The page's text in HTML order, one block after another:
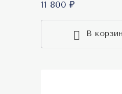
11 800 ₽
В